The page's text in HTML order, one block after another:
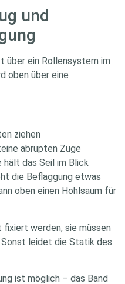
und
über ein Rollensystem im
oben über eine
ziehen
abrupten Züge
hält das Seil im Blick
die Beflaggung etwas
oben einen Hohlsaum für
werden, sie müssen
Sonst leidet die Statik des
ist möglich – das Band